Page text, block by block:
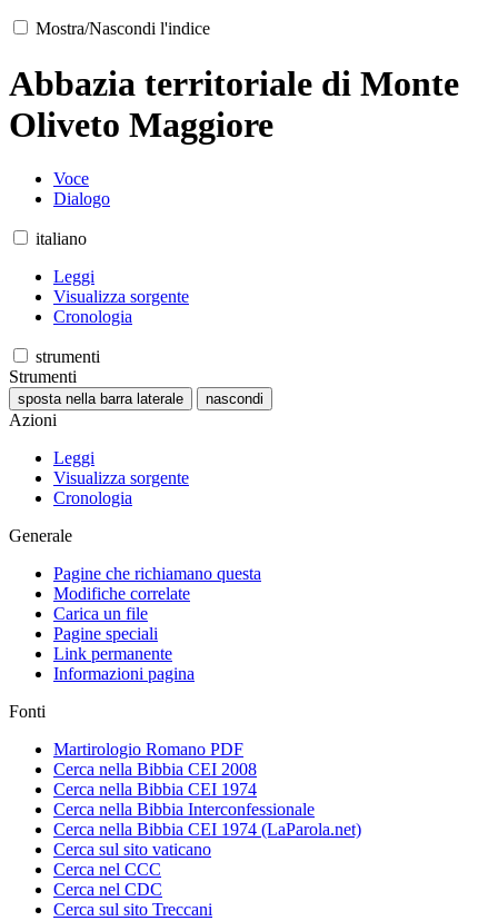
Mostra/Nascondi l'indice
Abbazia territoriale di Monte
Oliveto Maggiore
Voce
Dialogo
italiano
Leggi
Visualizza sorgente
Cronologia
strumenti
Strumenti
sposta nella barra laterale nascondi
Azioni
Leggi
Visualizza sorgente
Cronologia
Generale
Pagine che richiamano questa
Modifiche correlate
Carica un file
Pagine speciali
Link permanente
Informazioni pagina
Fonti
Martirologio Romano PDF
Cerca nella Bibbia CEI 2008
Cerca nella Bibbia CEI 1974
Cerca nella Bibbia Interconfessionale
Cerca nella Bibbia CEI 1974 (LaParola.net)
Cerca sul sito vaticano
Cerca nel CCC
Cerca nel CDC
Cerca sul sito Treccani